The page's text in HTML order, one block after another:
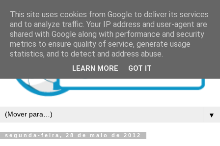
▼
segunda-feira, 28 de maio de 2012
This site uses cookies from Google to deliver its services
and to analyze traffic. Your IP address and user-agent are
shared with Google along with performance and security
metrics to ensure quality of service, generate usage
statistics, and to detect and address abuse.
LEARN MORE GOT IT